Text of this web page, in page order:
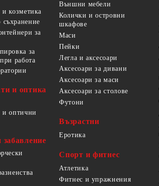
козметика
за
за
работа
и оптика
и оптични
забавление
Външни мебели
Колички и островни
шкафове
Маси
Пейки
Легла и аксесоари
Аксесоари за дивани
Аксесоари за маси
Аксесоари за столове
Футони
Възрастни
Еротика
Спорт и фитнес
Атлетика
Фитнес и упражнения